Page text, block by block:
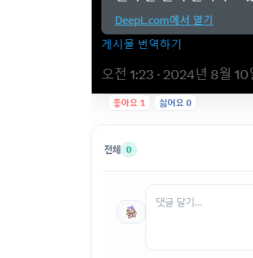
좋아요1 싫어요0
전체 0